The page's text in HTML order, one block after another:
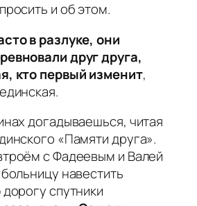
и об этом.
в разлуке, они
друг друга,
кто первый изменит,
догадываешься, читая
«Памяти друга».
с Фадеевым и Валей
навестить
спутники